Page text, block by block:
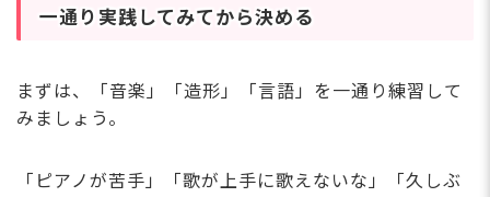
一通り実践してみてから決める
まずは、「音楽」「造形」「言語」を一通り練習して
みましょう。
「ピアノが苦手」「歌が上手に歌えないな」「久しぶ